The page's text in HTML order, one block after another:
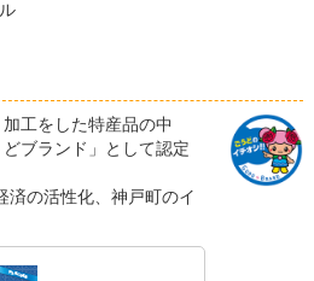
文字サイズ
27-3111
ページへ戻る
工をした特産品の中
ブランド」として認定
済の活性化、神戸町のイ